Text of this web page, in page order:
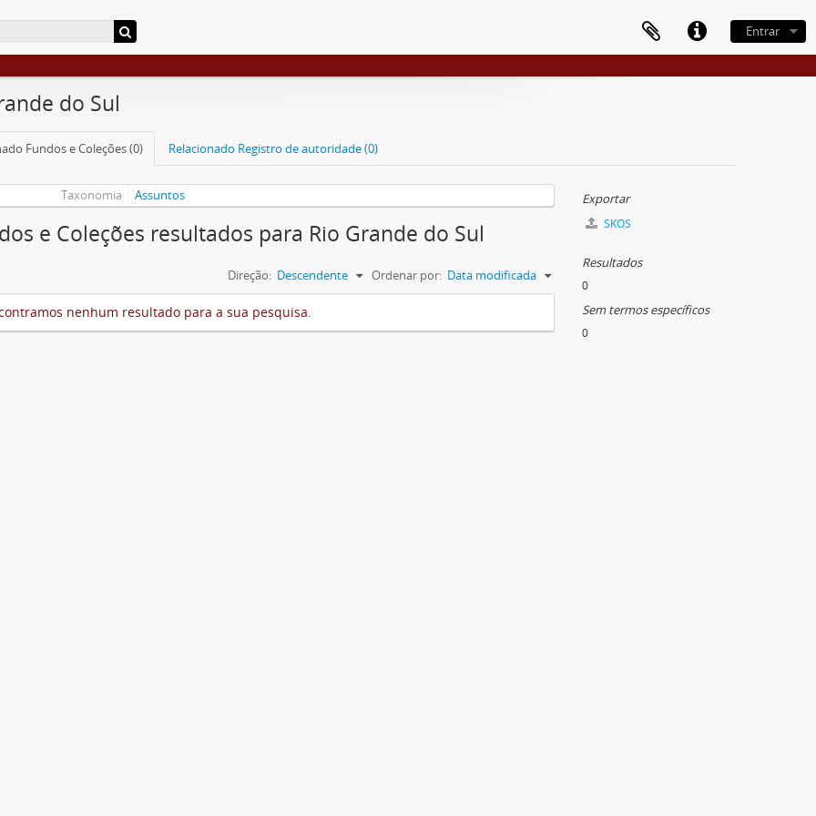
Entrar
do Sul
Fundos e Coleções (0) Relacionado Registro de autoridade (0)
Taxonomia Assuntos
e Coleções resultados para Rio Grande do Sul
Ordenar por: Data modificada
Direção: Descendente
nenhum resultado para a sua pesquisa.
Exportar
SKOS
Resultados
0
Sem termos específicos
0